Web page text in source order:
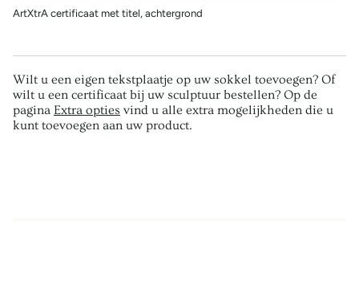
ArtXtrA certificaat met titel, achtergrond
Wilt u een eigen tekstplaatje op uw sokkel toevoegen? Of
wilt u een certificaat bij uw sculptuur bestellen? Op de
pagina Extra opties vind u alle extra mogelijkheden die u
kunt toevoegen aan uw product.